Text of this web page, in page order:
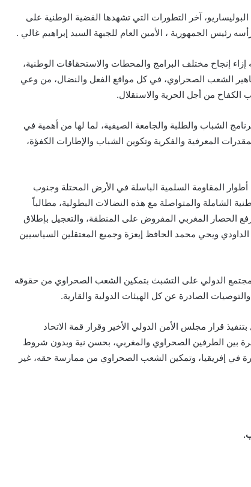
آخر التطورات التي تشهدها القضية الوطنية على
رئيس الجمهورية ، الأمين العام للجبهة السيد إبراهيم غالي .
إزاء إنجاح مختلف البرامج والمحطات والاستحقاقات الوطنية،
الشعب الصحراوي، في كل مواقع الفعل والنضال، من وعي
الكفاح من أجل الحرية والاستقلال.
الشباب والطلبة والجامعة الصيفية، لما لها من أهمية في
المعرفية والفكرية وتكوين الشباب والإطارات الكفؤة،
المقاومة السلمية الباسلة في الأرض المحتلة وجنوب
الشاملة والمتواصلة مع هذه النضالات البطولية، مطالباً
الحصار المغربي المفروض على المنطقة، والتعجيل بإطلاق
ويحي محمد الحافظ إيعزة وجميع المعتقلين السياسيين
الدولي على التشبث بتمكين الشعب الصحراوي من حقوقه
الصادرة عن كل الهيئات الدولية والقارية.
قرار مجلس الأمن الدولي الأخير وقرار قمة الاتحاد
بين الطرفين الصحراوي والمغربي، بحسن نية وبدون شروط
في إفريقيا، وتمكين الشعب الصحراوي من ممارسة حقه، غير